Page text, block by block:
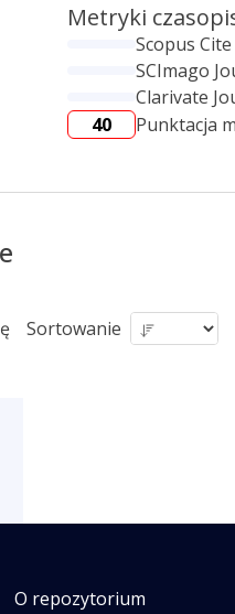
Metryki
Scopus
SCImago
Clarivate
40
Punktacja
Sortowanie
O repozytorium